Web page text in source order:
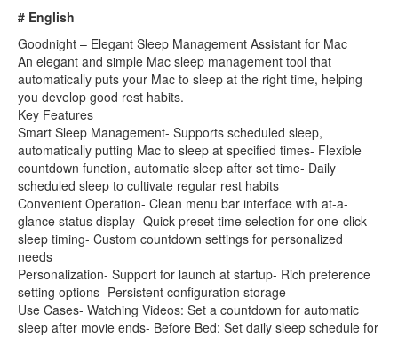
# English
Goodnight – Elegant Sleep Management Assistant for Mac
An elegant and simple Mac sleep management tool that
automatically puts your Mac to sleep at the right time, helping
you develop good rest habits.
Key Features
Smart Sleep Management- Supports scheduled sleep,
automatically putting Mac to sleep at specified times- Flexible
countdown function, automatic sleep after set time- Daily
scheduled sleep to cultivate regular rest habits
Convenient Operation- Clean menu bar interface with at-a-
glance status display- Quick preset time selection for one-click
sleep timing- Custom countdown settings for personalized
needs
Personalization- Support for launch at startup- Rich preference
setting options- Persistent configuration storage
Use Cases- Watching Videos: Set a countdown for automatic
sleep after movie ends- Before Bed: Set daily sleep schedule for